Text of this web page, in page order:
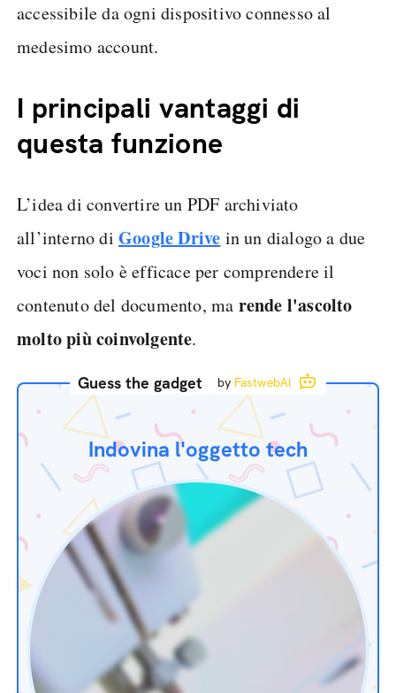
accessibile da ogni dispositivo connesso al
medesimo account.
I principali vantaggi di
questa funzione
L’idea di convertire un PDF archiviato
all’interno di Google Drive in un dialogo a due
voci non solo è efficace per comprendere il
contenuto del documento, ma rende l'ascolto
molto più coinvolgente.
Guess the gadget by FastwebAI
Indovina l'oggetto tech